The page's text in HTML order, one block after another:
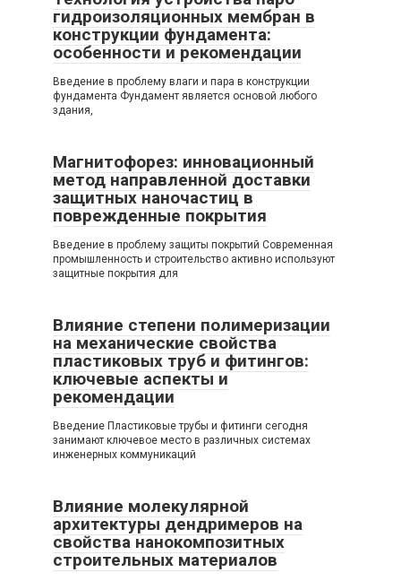
гидроизоляционных мембран в
конструкции фундамента:
особенности и рекомендации
Введение в проблему влаги и пара в конструкции
фундамента Фундамент является основой любого
здания,
Магнитофорез: инновационный
метод направленной доставки
защитных наночастиц в
поврежденные покрытия
Введение в проблему защиты покрытий Современная
промышленность и строительство активно используют
защитные покрытия для
Влияние степени полимеризации
на механические свойства
пластиковых труб и фитингов:
ключевые аспекты и
рекомендации
Введение Пластиковые трубы и фитинги сегодня
занимают ключевое место в различных системах
инженерных коммуникаций
Влияние молекулярной
архитектуры дендримеров на
свойства нанокомпозитных
строительных материалов